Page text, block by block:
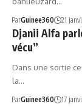
ParGuinee360 21
Djanii Alfa
vécu”
Dans une sortie
la…
ParGuinee360 17